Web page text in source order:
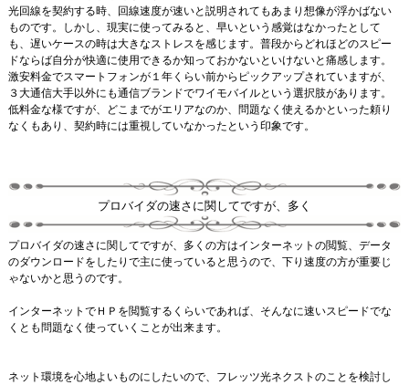
光回線を契約する時、回線速度が速いと説明されてもあまり想像が浮かばない
ものです。しかし、現実に使ってみると、早いという感覚はなかったとして
も、遅いケースの時は大きなストレスを感じます。普段からどれほどのスピー
ドならば自分が快適に使用できるか知っておかないといけないと痛感します。
激安料金でスマートフォンが１年くらい前からピックアップされていますが、
３大通信大手以外にも通信ブランドでワイモバイルという選択肢があります。
低料金な様ですが、どこまでがエリアなのか、問題なく使えるかといった頼り
なくもあり、契約時には重視していなかったという印象です。
プロバイダの速さに関してですが、多く
プロバイダの速さに関してですが、多くの方はインターネットの閲覧、データ
のダウンロードをしたりで主に使っていると思うので、下り速度の方が重要じ
ゃないかと思うのです。
インターネットでＨＰを閲覧するくらいであれば、そんなに速いスピードでな
くとも問題なく使っていくことが出来ます。
ネット環境を心地よいものにしたいので、フレッツ光ネクストのことを検討し